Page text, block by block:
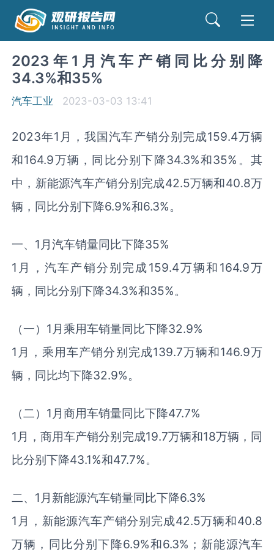
2023年1月汽车产销同比分别降
34.3%和35%
汽车工业 2023-03-03 13:41
2023年1月，我国汽车产销分别完成159.4万辆
和164.9万辆，同比分别下降34.3%和35%。其
中，新能源汽车产销分别完成42.5万辆和40.8万
辆，同比分别下降6.9%和6.3%。
一、1月汽车销量同比下降35%
1月，汽车产销分别完成159.4万辆和164.9万
辆，同比分别下降34.3%和35%。
（一）1月乘用车销量同比下降32.9%
1月，乘用车产销分别完成139.7万辆和146.9万
辆，同比均下降32.9%。
（二）1月商用车销量同比下降47.7%
1月，商用车产销分别完成19.7万辆和18万辆，同
比分别下降43.1%和47.7%。
二、1月新能源汽车销量同比下降6.3%
1月，新能源汽车产销分别完成42.5万辆和40.8
万辆，同比分别下降6.9%和6.3%；新能源汽车